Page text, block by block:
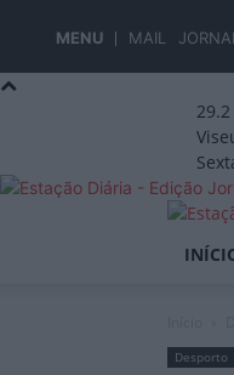
MENU MAIL
29.2
Desporto